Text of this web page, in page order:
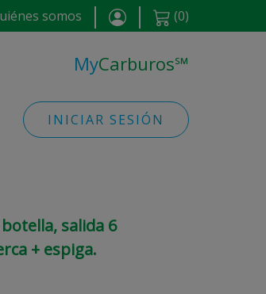
somos (0)
MyCarburos℠
INICIAR SESIÓN
salida 6
+ espiga.